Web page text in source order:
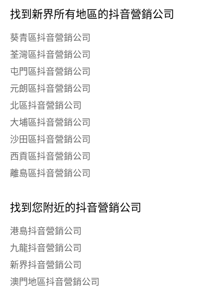
找到新界所有地區的抖音營銷公司
葵青區抖音營銷公司
荃灣區抖音營銷公司
屯門區抖音營銷公司
元朗區抖音營銷公司
北區抖音營銷公司
大埔區抖音營銷公司
沙田區抖音營銷公司
西貢區抖音營銷公司
離島區抖音營銷公司
找到您附近的抖音營銷公司
港島抖音營銷公司
九龍抖音營銷公司
新界抖音營銷公司
澳門地區抖音營銷公司